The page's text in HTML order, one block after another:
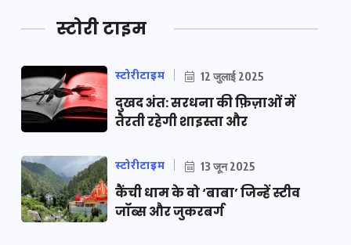
स्टोरी टाइम
स्टोरीटाइम 12 जुलाई 2025
दुखद अंत: सरधना की फ़िज़ाओं में
तैरती रहेगी शाइस्ता और
स्टोरीटाइम 13 जून 2025
कैंची धाम के वो ‘बाबा’ जिन्हें स्टीव
जॉब्स और जुकरबर्ग